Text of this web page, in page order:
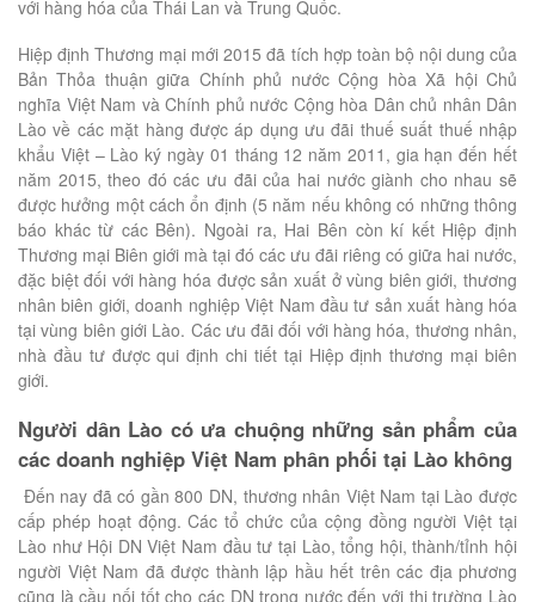
với hàng hóa của Thái Lan và Trung Quốc.
Hiệp định Thương mại mới 2015 đã tích hợp toàn bộ nội dung của
Bản Thỏa thuận giữa Chính phủ nước Cộng hòa Xã hội Chủ
nghĩa Việt Nam và Chính phủ nước Cộng hòa Dân chủ nhân Dân
Lào về các mặt hàng được áp dụng ưu đãi thuế suất thuế nhập
khẩu Việt – Lào ký ngày 01 tháng 12 năm 2011, gia hạn đến hết
năm 2015, theo đó các ưu đãi của hai nước giành cho nhau sẽ
được hưởng một cách ổn định (5 năm nếu không có những thông
báo khác từ các Bên). Ngoài ra, Hai Bên còn kí kết Hiệp định
Thương mại Biên giới mà tại đó các ưu đãi riêng có giữa hai nước,
đặc biệt đối với hàng hóa được sản xuất ở vùng biên giới, thương
nhân biên giới, doanh nghiệp Việt Nam đầu tư sản xuất hàng hóa
tại vùng biên giới Lào. Các ưu đãi đối với hàng hóa, thương nhân,
nhà đầu tư được qui định chi tiết tại Hiệp định thương mại biên
giới.
Người dân Lào có ưa chuộng những sản phẩm của
các doanh nghiệp Việt Nam phân phối tại Lào không
Đến nay đã có gần 800 DN, thương nhân Việt Nam tại Lào được
cấp phép hoạt động. Các tổ chức của cộng đồng người Việt tại
Lào như Hội DN Việt Nam đầu tư tại Lào, tổng hội, thành/tỉnh hội
người Việt Nam đã được thành lập hầu hết trên các địa phương
cũng là cầu nối tốt cho các DN trong nước đến với thị trường Lào